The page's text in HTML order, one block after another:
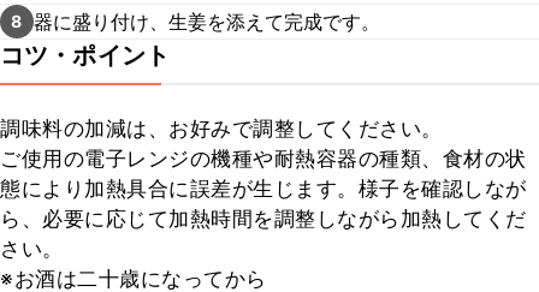
8 器に盛り付け、生姜を添えて完成です。
コツ・ポイント
調味料の加減は、お好みで調整してください。
ご使用の電子レンジの機種や耐熱容器の種類、食材の状
態により加熱具合に誤差が生じます。様子を確認しなが
ら、必要に応じて加熱時間を調整しながら加熱してくだ
さい。
※お酒は二十歳になってから